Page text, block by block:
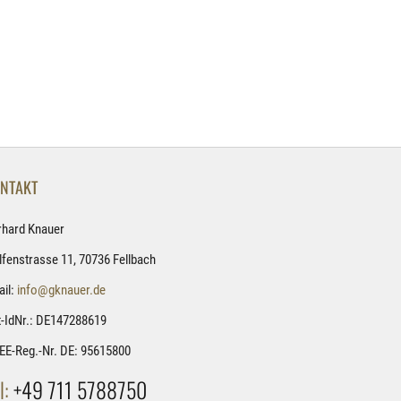
Knauer
11, 70736 Fellbach
info@gknauer.de
IdNr.: DE147288619
Reg.-Nr. DE: 95615800
+49 711 5788750